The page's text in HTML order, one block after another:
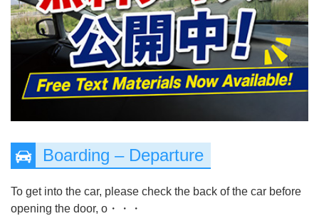
Boarding – Departure
To get into the car, please check the back of the car before
opening the door, o・・・